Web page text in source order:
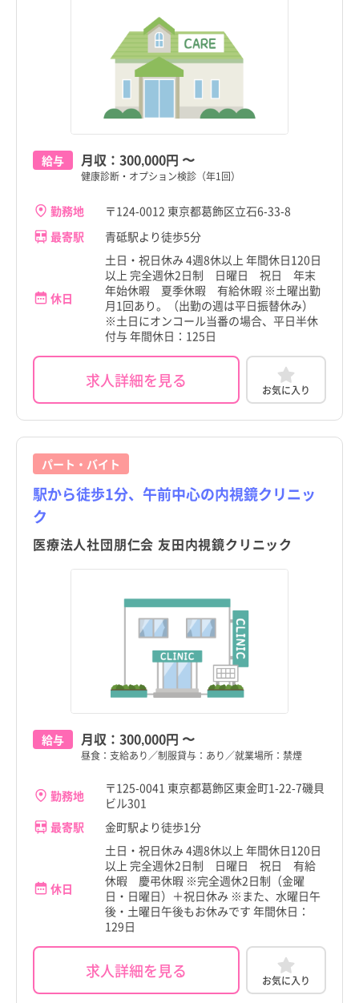
給与 月収： 300,000円 〜
健康診断・オプション検診（年1回）
勤務地
〒124-0012 東京都葛飾区立石6-33-8
最寄駅
青砥駅より徒歩5分
休日
土日・祝日休み 4週8休以上 年間休日120日
以上 完全週休2日制 日曜日 祝日 年末
年始休暇 夏季休暇 有給休暇 ※土曜出勤
月1回あり。（出勤の週は平日振替休み）
※土日にオンコール当番の場合、平日半休
付与 年間休日：125日
求人詳細を見る お気に入り
パート・バイト
駅から徒歩1分、午前中心の内視鏡クリニッ
ク
医療法人社団朋仁会 友田内視鏡クリニック
給与 月収： 300,000円 〜
昼食：支給あり／制服貸与：あり／就業場所：禁煙
勤務地
〒125-0041 東京都葛飾区東金町1-22-7磯貝
ビル301
最寄駅
金町駅より徒歩1分
休日
土日・祝日休み 4週8休以上 年間休日120日
以上 完全週休2日制 日曜日 祝日 有給
休暇 慶弔休暇 ※完全週休2日制（金曜
日・日曜日）＋祝日休み ※また、水曜日午
後・土曜日午後もお休みです 年間休日：
129日
求人詳細を見る お気に入り